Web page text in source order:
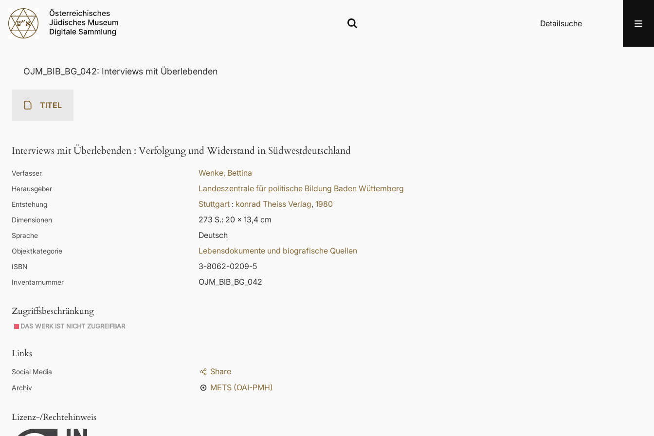
Detailsuche
OJM_BIB_BG_042: Interviews mit Überlebenden
TITEL
Interviews mit Überlebenden : Verfolgung und Widerstand in Südwestdeutschland
Verfasser Wenke, Bettina
Herausgeber Landeszentrale für politische Bildung Baden Wüttemberg
Entstehung Stuttgart : konrad Theiss Verlag, 1980
Dimensionen 273 S.: 20 x 13,4 cm
Sprache Deutsch
Objektkategorie Lebensdokumente und biografische Quellen
ISBN 3-8062-0209-5
Inventarnummer OJM_BIB_BG_042
Zugriffsbeschränkung
DAS WERK IST NICHT ZUGREIFBAR
Links
Social Media Share
Archiv METS (OAI-PMH)
Lizenz-/Rechtehinweis